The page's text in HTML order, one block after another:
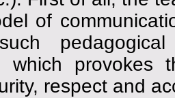
of
which
respect and